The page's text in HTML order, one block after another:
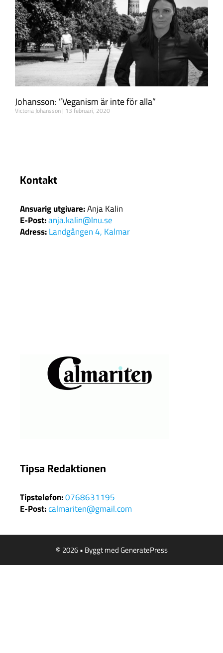
Johansson: ”Veganism är inte för alla”
Victoria Johansson 13 februari, 2020
Kontakt
Ansvarig utgivare:Anja Kalin
E-Post:anja.kalin@lnu.se
Adress:Landgången 4, Kalmar
Tipsa Redaktionen
Tipstelefon:0768631195
E-Post:calmariten@gmail.com
© 2026• Byggt medGeneratePress